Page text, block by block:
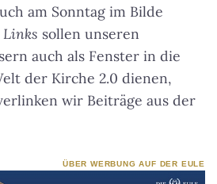
am Sonntag im Bilde
Links sollen unseren
auch als Fenster in die
der Kirche 2.0 dienen,
wir Beiträge aus der
ÜBER WERBUNG AUF DER EULE